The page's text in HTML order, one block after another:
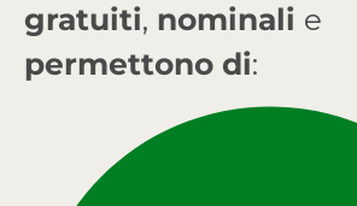
gratuiti, nominali e
permettono di: